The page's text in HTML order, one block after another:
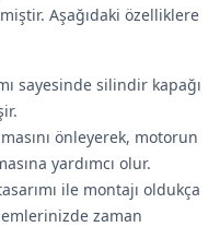
Aşağıdaki özelliklere
sayesinde silindir kapağı
önleyerek, motorun
yardımcı olur.
ile montajı oldukça
zaman